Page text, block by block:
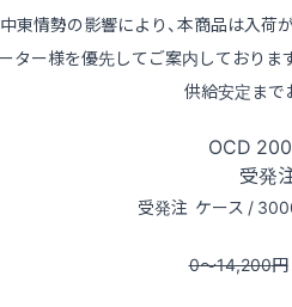
東情勢の影響により、本商品は入荷
ター様を優先してご案内しておりま
供給安定ま
OCD
受発
受発注 ケース /
0〜14,200円